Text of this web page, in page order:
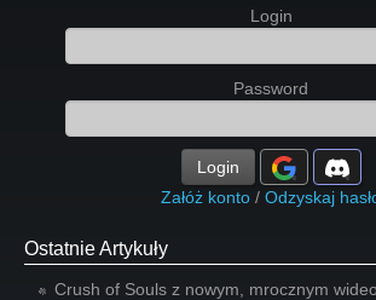
Login
Password
Login
Załóż konto / Odzyskaj
Ostatnie Artykuły
Crush of Souls z nowym, mrocznym